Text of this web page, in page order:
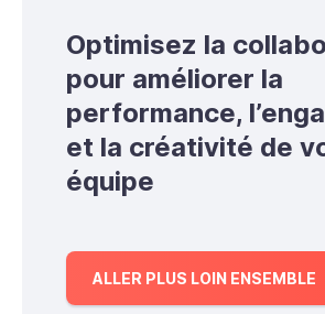
Optimisez la
pour améliorer la
performance,
et la créativité de
équipe
ALLER PLUS LOIN ENSEMBLE